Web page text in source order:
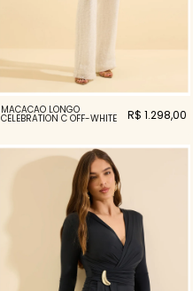
MACACAO LONGO
CELEBRATION C OFF-WHITE R$ 1.298,00